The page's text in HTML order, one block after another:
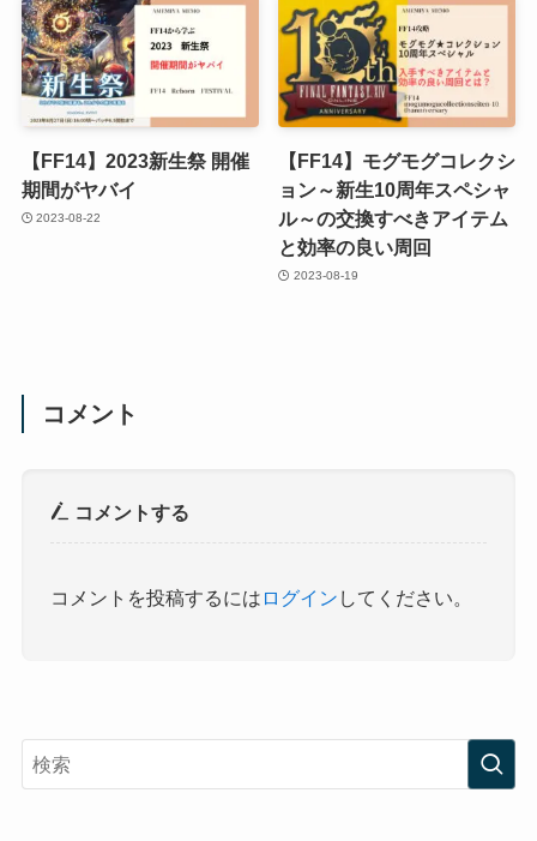
【FF14】2023新生祭 開催
期間がヤバイ
2023-08-22
【FF14】モグモグコレクシ
ョン～新生10周年スペシャ
ル～の交換すべきアイテム
と効率の良い周回
2023-08-19
コメント
コメントする
コメントを投稿するには ログイン してください。